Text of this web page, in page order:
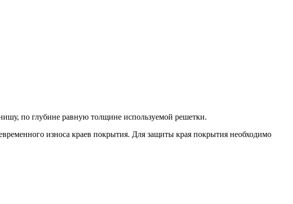
по глубине равную толщине используемой решетки.
износа краев покрытия. Для защиты края покрытия необходимо